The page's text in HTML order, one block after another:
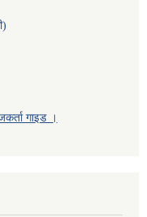
गाइड ।